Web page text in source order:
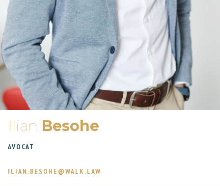
Ilian Besohe
AVOCAT
ILIAN.BESOHE@WALK.LAW